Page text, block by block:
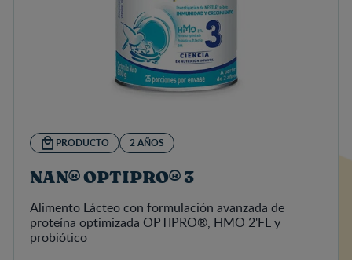
PRODUCTO 2 AÑOS
NAN® OPTIPRO® 3
Alimento Lácteo con formulación avanzada de
proteína optimizada OPTIPRO®, HMO 2'FL y
probiótico